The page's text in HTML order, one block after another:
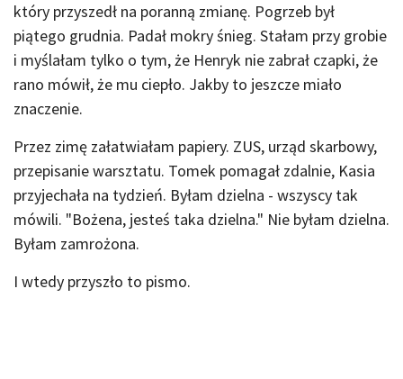
który przyszedł na poranną zmianę. Pogrzeb był
piątego grudnia. Padał mokry śnieg. Stałam przy grobie
i myślałam tylko o tym, że Henryk nie zabrał czapki, że
rano mówił, że mu ciepło. Jakby to jeszcze miało
znaczenie.
Przez zimę załatwiałam papiery. ZUS, urząd skarbowy,
przepisanie warsztatu. Tomek pomagał zdalnie, Kasia
przyjechała na tydzień. Byłam dzielna - wszyscy tak
mówili. "Bożena, jesteś taka dzielna." Nie byłam dzielna.
Byłam zamrożona.
I wtedy przyszło to pismo.